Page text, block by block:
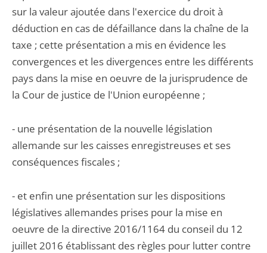
sur la valeur ajoutée dans l'exercice du droit à
déduction en cas de défaillance dans la chaîne de la
taxe ; cette présentation a mis en évidence les
convergences et les divergences entre les différents
pays dans la mise en oeuvre de la jurisprudence de
la Cour de justice de l'Union européenne ;
- une présentation de la nouvelle législation
allemande sur les caisses enregistreuses et ses
conséquences fiscales ;
- et enfin une présentation sur les dispositions
législatives allemandes prises pour la mise en
oeuvre de la directive 2016/1164 du conseil du 12
juillet 2016 établissant des règles pour lutter contre